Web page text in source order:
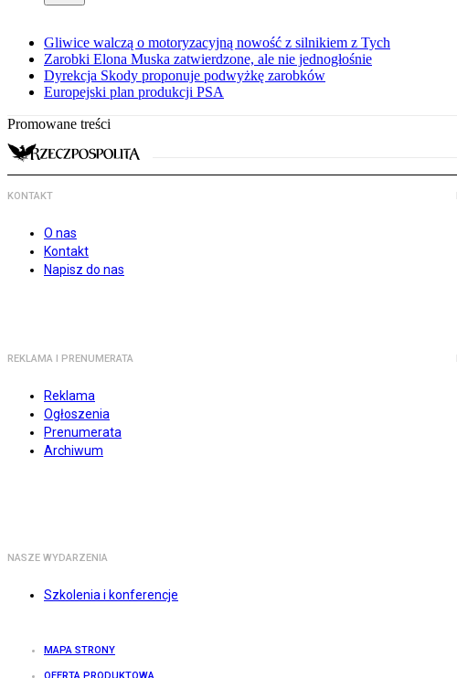
Gliwice walczą o motoryzacyjną nowość z silnikiem z Tych
Zarobki Elona Muska zatwierdzone, ale nie jednogłośnie
Dyrekcja Skody proponuje podwyżkę zarobków
Europejski plan produkcji PSA
Promowane treści
KONTAKT
O nas
Kontakt
Napisz do nas
REKLAMA I PRENUMERATA
Reklama
Ogłoszenia
Prenumerata
Archiwum
NASZE WYDARZENIA
Szkolenia i konferencje
MAPA STRONY